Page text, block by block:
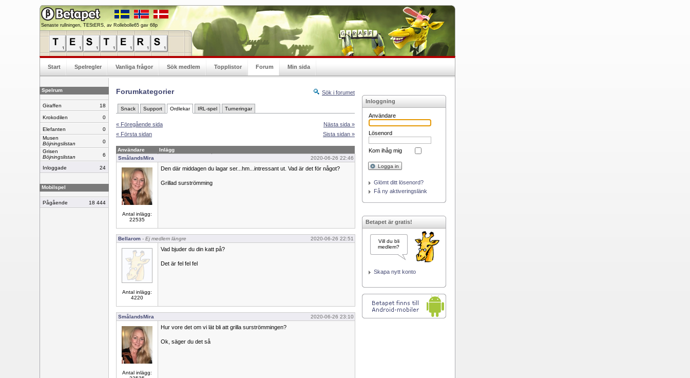
Senaste rullningen, TEStERS, av Rollebolle65 gav 68p
Start Spelregler Vanliga frågor Sök medlem Topplistor Forum Min sida
Spelrum
Giraffen 18
Krokodilen 0
Elefanten
0
Musen
Böjningslistan
0
Grisen
Böjningslistan
6
Inloggade 24
Mobilspel
Pågående 18 444
Sök i forumet
Forumkategorier
Snack Support Ordlekar IRL-spel Turneringar
« Föregående sida
« Första sidan
Nästa sida »
Sista sidan »
Användare
Inlägg
SmålandsMira
2020-06-26 22:46
Antal inlägg:
22535
Den där middagen du lagar ser...hm...intressant ut. Vad är det för något?
Grillad surströmming
Bellarom - Ej medlem längre 2020-06-26 22:51
Antal inlägg:
4220
Vad bjuder du din katt på?
Det är fel fel fel
SmålandsMira 2020-06-26 23:10
Antal inlägg:
Hur vore det om vi lät bli att grilla surströmmingen?
Ok, säger du det så
Inloggning
Användare
Lösenord
Kom ihåg mig
Logga in
Glömt ditt lösenord?
Få ny aktiveringslänk
Betapet är gratis!
Vill du bli
medlem?
Skapa nytt konto